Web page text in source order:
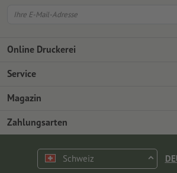
Online Druckerei
Über Onlineprinters
Presse
Umweltschutz
Service
Zahlungsarten
Versand
op.premium
Magazin
Design
Druck & Insights
Zahlungsarten
Schweiz